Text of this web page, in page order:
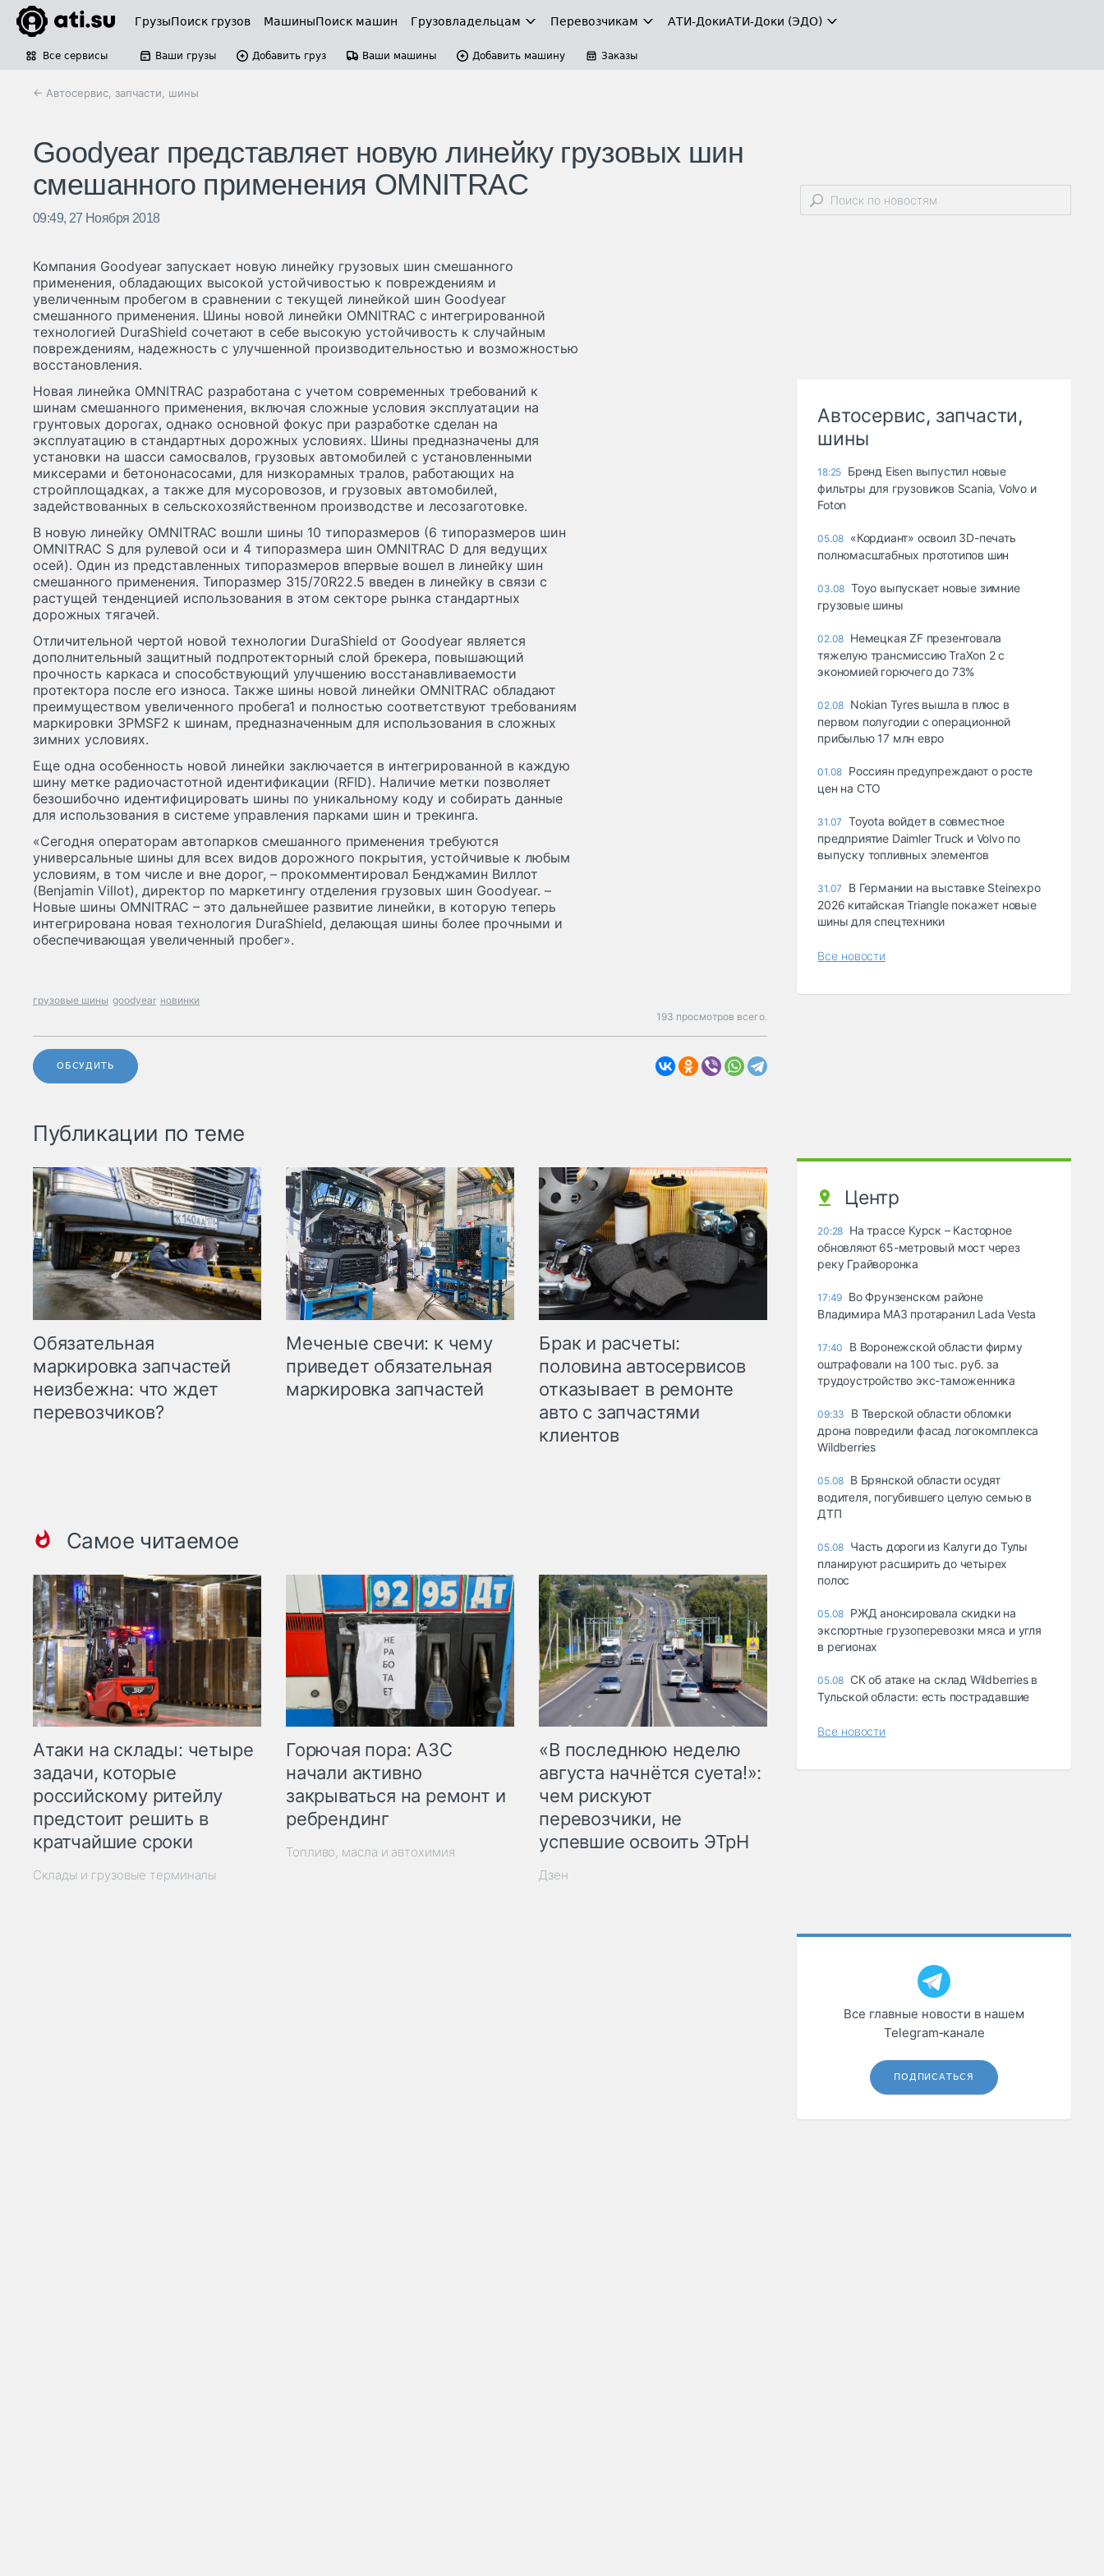
ГрузыПоиск грузов МашиныПоиск машин Грузовладельцам Перевозчикам АТИ-ДокиАТИ-Доки (ЭДО)
Все сервисы Ваши грузы Добавить груз Ваши машины Добавить машину Заказы
← Автосервис, запчасти, шины
Goodyear представляет новую линейку грузовых шин
смешанного применения OMNITRAC
09:49, 27 Ноября 2018
Компания Goodyear запускает новую линейку грузовых шин смешанного
применения, обладающих высокой устойчивостью к повреждениям и
увеличенным пробегом в сравнении с текущей линейкой шин Goodyear
смешанного применения. Шины новой линейки OMNITRAC с интегрированной
технологией DuraShield сочетают в себе высокую устойчивость к случайным
повреждениям, надежность с улучшенной производительностью и возможностью
восстановления.
Новая линейка OMNITRAC разработана с учетом современных требований к
шинам смешанного применения, включая сложные условия эксплуатации на
грунтовых дорогах, однако основной фокус при разработке сделан на
эксплуатацию в стандартных дорожных условиях. Шины предназначены для
установки на шасси самосвалов, грузовых автомобилей с установленными
миксерами и бетононасосами, для низкорамных тралов, работающих на
стройплощадках, а также для мусоровозов, и грузовых автомобилей,
задействованных в сельскохозяйственном производстве и лесозаготовке.
В новую линейку OMNITRAC вошли шины 10 типоразмеров (6 типоразмеров шин
OMNITRAC S для рулевой оси и 4 типоразмера шин OMNITRAC D для ведущих
осей). Один из представленных типоразмеров впервые вошел в линейку шин
смешанного применения. Типоразмер 315/70R22.5 введен в линейку в связи с
растущей тенденцией использования в этом секторе рынка стандартных
дорожных тягачей.
Отличительной чертой новой технологии DuraShield от Goodyear является
дополнительный защитный подпротекторный слой брекера, повышающий
прочность каркаса и способствующий улучшению восстанавливаемости
протектора после его износа. Также шины новой линейки OMNITRAC обладают
преимуществом увеличенного пробега1 и полностью соответствуют требованиям
маркировки 3PMSF2 к шинам, предназначенным для использования в сложных
зимних условиях.
Еще одна особенность новой линейки заключается в интегрированной в каждую
шину метке радиочастотной идентификации (RFID). Наличие метки позволяет
безошибочно идентифицировать шины по уникальному коду и собирать данные
для использования в системе управления парками шин и трекинга.
«Сегодня операторам автопарков смешанного применения требуются
универсальные шины для всех видов дорожного покрытия, устойчивые к любым
условиям, в том числе и вне дорог, – прокомментировал Бенджамин Виллот
(Benjamin Villot), директор по маркетингу отделения грузовых шин Goodyear. –
Новые шины OMNITRAC – это дальнейшее развитие линейки, в которую теперь
интегрирована новая технология DuraShield, делающая шины более прочными и
обеспечивающая увеличенный пробег».
грузовые шины goodyear новинки
193 просмотров всего.
ОБСУДИТЬ
Публикации по теме
Обязательная
маркировка запчастей
неизбежна: что ждет
перевозчиков?
Меченые свечи: к чему
приведет обязательная
маркировка запчастей
Брак и расчеты:
половина автосервисов
отказывает в ремонте
авто с запчастями
клиентов
Самое читаемое
Атаки на склады: четыре
задачи, которые
российскому ритейлу
предстоит решить в
кратчайшие сроки
Склады и грузовые терминалы
Горючая пора: АЗС
начали активно
закрываться на ремонт и
ребрендинг
Топливо, масла и автохимия
«В последнюю неделю
августа начнётся суета!»:
чем рискуют
перевозчики, не
успевшие освоить ЭТрН
Дзен
Автосервис, запчасти,
шины
18:25 Бренд Eisen выпустил новые
фильтры для грузовиков Scania, Volvo и
Foton
05.08 «Кордиант» освоил 3D-печать
полномасштабных прототипов шин
03.08 Toyo выпускает новые зимние
грузовые шины
02.08 Немецкая ZF презентовала
тяжелую трансмиссию TraXon 2 с
экономией горючего до 73%
02.08 Nokian Tyres вышла в плюс в
первом полугодии с операционной
прибылью 17 млн евро
01.08 Россиян предупреждают о росте
цен на СТО
31.07
Toyota войдет в совместное
предприятие Daimler Truck и Volvo по
выпуску топливных элементов
31.07
В Германии на выставке Steinexpo
2026 китайская Triangle покажет новые
шины для спецтехники
Все новости
Центр
20:28 На трассе Курск – Касторное
обновляют 65-метровый мост через
реку Грайворонка
17:49 Во Фрунзенском районе
Владимира МАЗ протаранил Lada Vesta
17:40
В Воронежской области фирму
оштрафовали на 100 тыс. руб. за
трудоустройство экс-таможенника
09:33
В Тверской области обломки
дрона повредили фасад логокомплекса
Wildberries
05.08 В Брянской области осудят
водителя, погубившего целую семью в
ДТП
05.08 Часть дороги из Калуги до Тулы
планируют расширить до четырех
полос
05.08 РЖД анонсировала скидки на
экспортные грузоперевозки мяса и угля
в регионах
05.08 СК об атаке на склад Wildberries в
Тульской области: есть пострадавшие
Все новости
Все главные новости в нашем
Telegram‑канале
ПОДПИСАТЬСЯ